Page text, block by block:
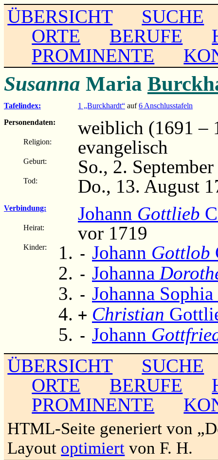
ÜBERSICHT
SUCHE
ORTE
BERUFE
PROMINENTE
Susanna Maria
Tafelindex: 1 „Burckhardt“ auf6 Anschlusstafeln
Personendaten:
weiblich (1691 –
Religion: evangelisch
Geburt: So., 2.
Tod: Do., 13. August
Verbindung: Johann Gottlieb
Heirat: vor 1719
Kinder: - Johann Gottlob
- Johanna
- Johanna Sophia
+ Christian
- Johann
ÜBERSICHT
SUCHE
ORTE
BERUFE
PROMINENTE
HTML-Seite generiert von
Layout optimiert von F. H.